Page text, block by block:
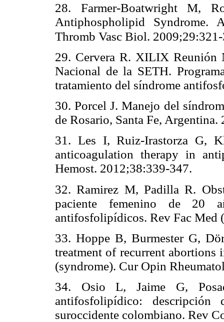
28. Farmer-Boatwright M,
Antiphospholipid Syndrome.
Thromb Vasc Biol.
29. Cervera R. XILIX
Nacional de la SETH.
tratamiento del síndrome
30. Porcel J. Manejo del
de Rosario, Santa Fe, Argentina.
31. Les I, Ruiz-Irastorza G,
anticoagulation therapy in
Hemost. 2012;38:339-347.
32. Ramirez M, Padilla R.
paciente femenino de 20
antifosfolipídicos. Rev Fac Med
33. Hoppe B, Burmester G,
treatment of recurrent
(syndrome). Cur Opin
34. Osio L, Jaime G,
antifosfolipídico:
suroccidente colombiano. Rev